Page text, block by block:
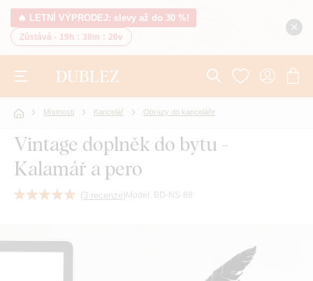
🔥 LETNÍ VÝPRODEJ: slevy až do 30 %!
Zůstává - 19h : 38m : 25v
Místnosti Kancelář Obrazy do kanceláře
Vintage doplněk do bytu -
Kalamář a pero
(3 recenze) Model: BD-NS-88